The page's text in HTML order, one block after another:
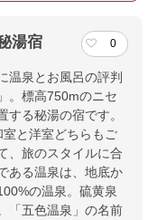
湯宿 0
温泉とお風呂の評判
。標高750mのニセ
する秘湯の宿です。
と洋室どちらもご
、旅のスタイルに合
ある温泉は、地底か
の温泉。硫黄泉
「五色温泉」の名前